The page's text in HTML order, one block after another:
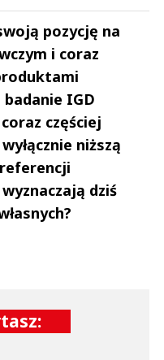
pozycję na
i coraz
IGD
częściej
niższą
dziś